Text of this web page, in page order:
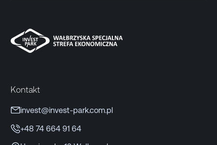
Kontakt
invest@invest-park.com.pl
+48 74 664 91 64